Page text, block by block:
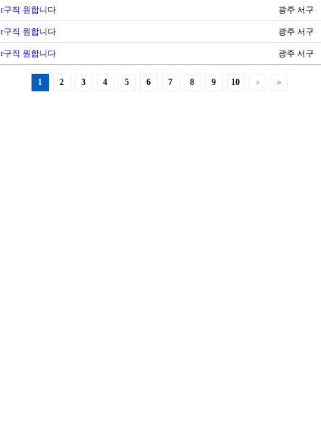
r구직 원합니다 광주 서구
r구직 원합니다 광주 서구
r구직 원합니다 광주 서구
1 2 3 4 5 6 7 8 9 10